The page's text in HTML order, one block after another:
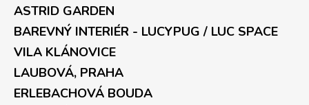
ASTRID GARDEN
BAREVNÝ INTERIÉR - LUCYPUG / LUC SPACE
VILA KLÁNOVICE
LAUBOVÁ, PRAHA
ERLEBACHOVÁ BOUDA